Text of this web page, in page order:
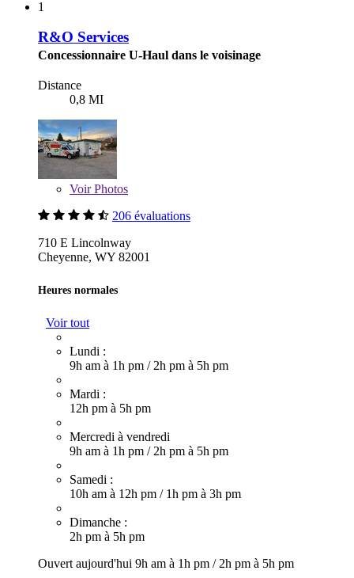
1
R&O Services
Concessionnaire U-Haul dans le voisinage
Distance
0,8 MI
VoirPhotos
206 évaluations
710 E Lincolnway
Cheyenne, WY 82001
Heures normales
Voir tout
Lundi :
9h am à 1h pm / 2h pm à 5h pm
Mardi :
12h pm à 5h pm
Mercredi à vendredi
9h am à 1h pm / 2h pm à 5h pm
Samedi :
10h am à 12h pm / 1h pm à 3h pm
Dimanche :
2h pm à 5h pm
Ouvert aujourd'hui 9h am à 1h pm / 2h pm à 5h pm